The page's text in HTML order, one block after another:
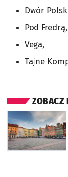
Dwór
Pod Fredrą,
Vega,
Tajne
ZOBACZ
otworzy się w